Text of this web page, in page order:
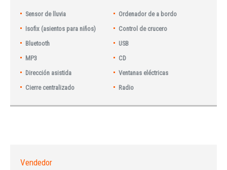
Sensor de lluvia
Ordenador de a bordo
Isofix (asientos para niños)
Control de crucero
Bluetooth
USB
MP3
CD
Dirección asistida
Ventanas eléctricas
Cierre centralizado
Radio
Vendedor